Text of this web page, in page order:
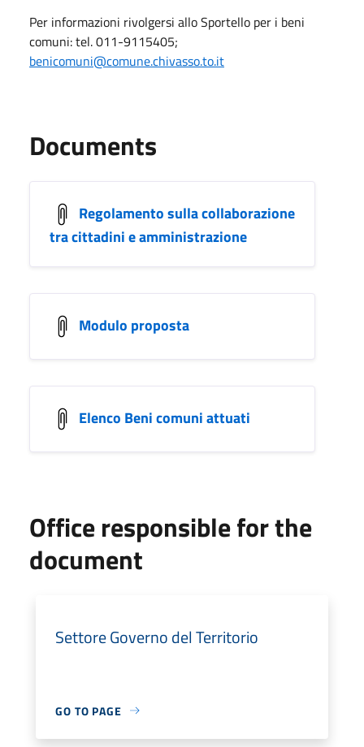
Per informazioni rivolgersi allo Sportello per i beni
comuni: tel. 011-9115405;
benicomuni@comune.chivasso.to.it
Documents
Regolamento sulla collaborazione
tra cittadini e amministrazione
Modulo proposta
Elenco Beni comuni attuati
Office responsible for the
document
Settore Governo del Territorio
GO TO PAGE